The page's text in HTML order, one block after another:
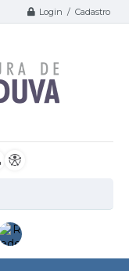
Login / Cadastro